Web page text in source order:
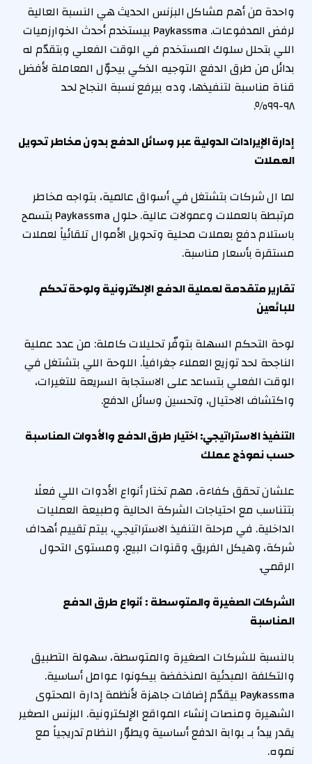
واحدة من أهم مشاكل البزنس الحديث هي النسبة العالية
لرفض المدفوعات. Paykassma بيستخدم أحدث الخوارزميات
اللي بتحلل سلوك المستخدم في الوقت الفعلي وبتقدّم له
بدائل من طرق الدفع. التوجيه الذكي بيحوّل المعاملة لأفضل
قناة مناسبة لتنفيذها، وده بيرفع نسبة النجاح لحد
٩٨-٩٩٪.
إدارة الإيرادات الدولية عبر وسائل الدفع بدون مخاطر تحويل
العملات
لما ال شركات بتشتغل في أسواق عالمية، بتواجه مخاطر
مرتبطة بالعملات وعمولات عالية. حلول Paykassma بتسمح
باستلام دفع بعملات محلية وتحويل الأموال تلقائياً لعملات
مستقرة بأسعار مناسبة.
تقارير متقدمة لعملية الدفع الإلكترونية ولوحة تحكم
للبائعين
لوحة التحكم السهلة بتوفّر تحليلات كاملة: من عدد عملية
الناجحة لحد توزيع العملاء جغرافياً. اللوحة اللي بتشتغل في
الوقت الفعلي بتساعد على الاستجابة السريعة للتغيرات،
واكتشاف الاحتيال، وتحسين وسائل الدفع.
التنفيذ الاستراتيجي: اختيار طرق الدفع والأدوات المناسبة
حسب نموذج عملك
علشان تحقق كفاءة، مهم تختار أنواع الأدوات اللي فعلًا
بتتناسب مع احتياجات الشركة الحالية وطبيعة العمليات
الداخلية. في مرحلة التنفيذ الاستراتيجي، بيتم تقييم أهداف
شركة، وهيكل الفريق، وقنوات البيع، ومستوى التحول
الرقمي.
الشركات الصغيرة والمتوسطة : أنواع طرق الدفع
المناسبة
بالنسبة للشركات الصغيرة والمتوسطة، سهولة التطبيق
والتكلفة المبدئية المنخفضة بيكونوا عوامل أساسية.
Paykassma بيقدّم إضافات جاهزة لأنظمة إدارة المحتوى
الشهيرة ومنصات إنشاء المواقع الإلكترونية. البزنس الصغير
يقدر يبدأ بـ بوابة الدفع أساسية ويطوّر النظام تدريجياً مع
نموه.